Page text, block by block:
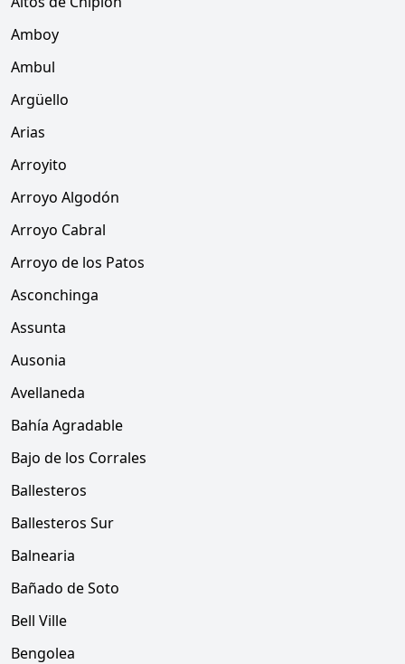
Amboy
Ambul
Argüello
Arias
Arroyito
Arroyo Algodón
Arroyo Cabral
Arroyo de los Patos
Asconchinga
Assunta
Ausonia
Avellaneda
Bahía Agradable
Bajo de los Corrales
Ballesteros
Ballesteros Sur
Balnearia
Bañado de Soto
Bell Ville
Bengolea